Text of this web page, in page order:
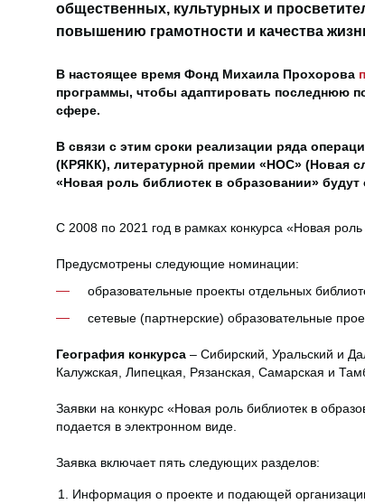
общественных, культурных и
повышению грамотности и качества
В настоящее время Фонд Михаила Прохорова
программы, чтобы адаптировать последнюю
сфере.
В связи с этим сроки реализации ряда
(КРЯКК), литературной премии «НОС» (Новая
«Новая роль библиотек в образовании»
С 2008 по 2021 год в рамках конкурса «Новая
Предусмотрены следующие номинации:
образовательные проекты отдельных
сетевые (партнерские) образовательные
География конкурса – Сибирский, Уральский и
Калужская, Липецкая, Рязанская, Самарская и
Заявки на конкурс «Новая роль библиотек в
подается в электронном виде.
Заявка включает пять следующих разделов:
Информация о проекте и подающей